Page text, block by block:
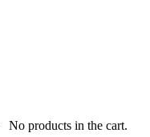
No products in the cart.